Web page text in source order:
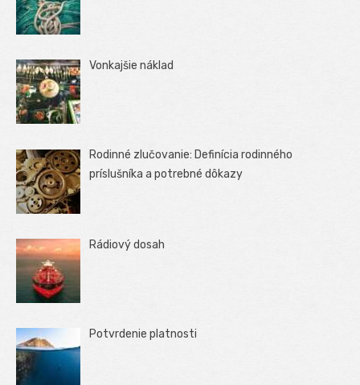
Vonkajšie náklad
Rodinné zlučovanie: Definícia rodinného
príslušníka a potrebné dôkazy
Rádiový dosah
Potvrdenie platnosti